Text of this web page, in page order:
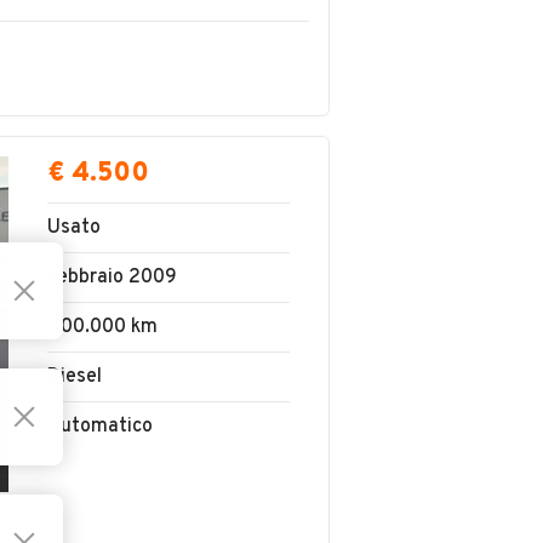
€ 4.500
Usato
Febbraio 2009
400.000 km
Diesel
Automatico